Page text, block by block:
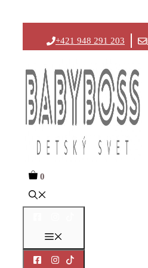
na
+421 948 291 203
0